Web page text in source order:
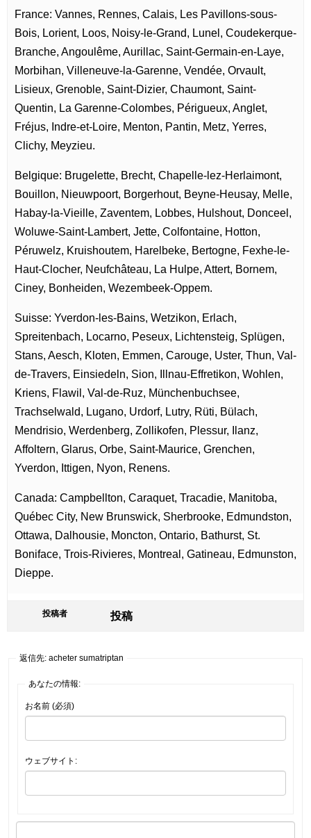
France: Vannes, Rennes, Calais, Les Pavillons-sous-
Bois, Lorient, Loos, Noisy-le-Grand, Lunel, Coudekerque-
Branche, Angoulême, Aurillac, Saint-Germain-en-Laye,
Morbihan, Villeneuve-la-Garenne, Vendée, Orvault,
Lisieux, Grenoble, Saint-Dizier, Chaumont, Saint-
Quentin, La Garenne-Colombes, Périgueux, Anglet,
Fréjus, Indre-et-Loire, Menton, Pantin, Metz, Yerres,
Clichy, Meyzieu.
Belgique: Brugelette, Brecht, Chapelle-lez-Herlaimont,
Bouillon, Nieuwpoort, Borgerhout, Beyne-Heusay, Melle,
Habay-la-Vieille, Zaventem, Lobbes, Hulshout, Donceel,
Woluwe-Saint-Lambert, Jette, Colfontaine, Hotton,
Péruwelz, Kruishoutem, Harelbeke, Bertogne, Fexhe-le-
Haut-Clocher, Neufchâteau, La Hulpe, Attert, Bornem,
Ciney, Bonheiden, Wezembeek-Oppem.
Suisse: Yverdon-les-Bains, Wetzikon, Erlach,
Spreitenbach, Locarno, Peseux, Lichtensteig, Splügen,
Stans, Aesch, Kloten, Emmen, Carouge, Uster, Thun, Val-
de-Travers, Einsiedeln, Sion, Illnau-Effretikon, Wohlen,
Kriens, Flawil, Val-de-Ruz, Münchenbuchsee,
Trachselwald, Lugano, Urdorf, Lutry, Rüti, Bülach,
Mendrisio, Werdenberg, Zollikofen, Plessur, Ilanz,
Affoltern, Glarus, Orbe, Saint-Maurice, Grenchen,
Yverdon, Ittigen, Nyon, Renens.
Canada: Campbellton, Caraquet, Tracadie, Manitoba,
Québec City, New Brunswick, Sherbrooke, Edmundston,
Ottawa, Dalhousie, Moncton, Ontario, Bathurst, St.
Boniface, Trois-Rivieres, Montreal, Gatineau, Edmunston,
Dieppe.
投稿者 投稿
返信先: acheter sumatriptan
あなたの情報:
お名前 (必須)
ウェブサイト: